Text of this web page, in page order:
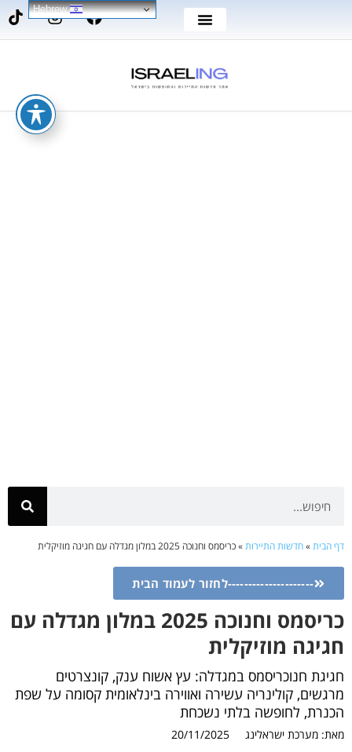
דף הבית»חדשות התיירות»כריסמס וחנוכה 2025 במלון מגדלה עם חגיגה מוזיקלית
---------------------לחזור לעמוד הבית
כריסמס וחנוכה 2025 במלון מגדלה עם
חגיגה מוזיקלית
חגיגת חנוכריסמס במגדלה: עץ אשוח ענק, קונצרטים
מרגשים, קולינריה עשירה ואווירה בינלאומית קסומה על שפת
הכנרת, לחופשה בלתי נשכחת
מאת: מערכת ישראלינג 20/11/2025
Hebrew